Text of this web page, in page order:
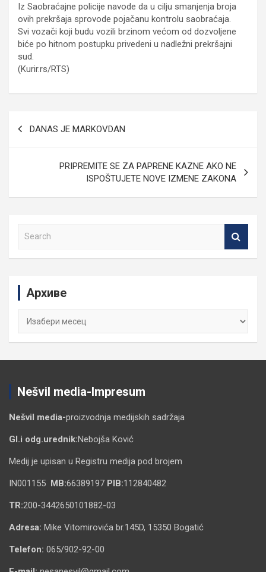
Iz Saobraćajne policije navode da u cilju smanjenja broja
ovih prekršaja sprovode pojačanu kontrolu saobraćaja.
Svi vozači koji budu vozili brzinom većom od dozvoljene
biće po hitnom postupku privedeni u nadležni prekršajni
sud.
(Kurir.rs/RTS)
DANAS JE MARKOVDAN
PRIPREMITE SE ZA PAPRENE KAZNE AKO NE
ISPOŠTUJETE NOVE IZMENE ZAKONA
Архиве
Архиве
Nešvil media-Impresum
Nešvil media-proizvodnja medijskih sadržaja
Gl.i odg.urednik:Nebojša Ković
Medij je upisan u Registru medija pod brojem
IN001155 MB:66389197 PIB:112840482
TR:200-3442650101882-03
Adresa: Mike Vitomirovića br.145D, 15350 Bogatić
Telefon: 065/902-92-00